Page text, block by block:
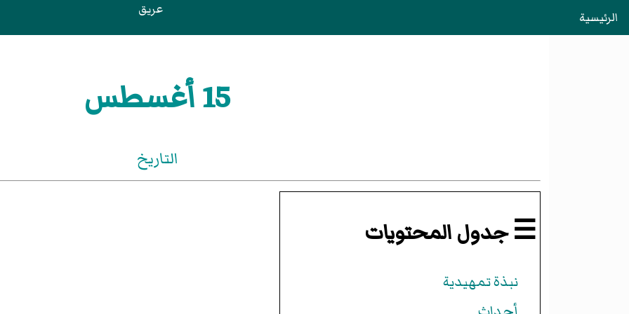
الرئيسية عريق
15 أغسطس
التاريخ
☰ جدول المحتويات
نبذة تمهيدية